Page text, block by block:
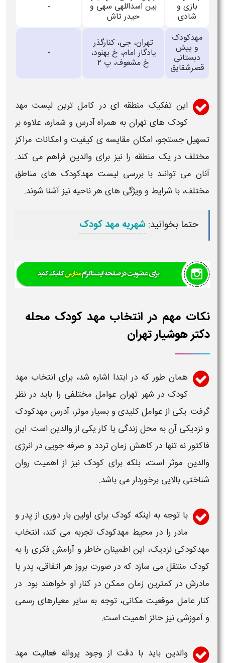
بازی و
شادی
بین اسداللهی سهی و
حیدر تاش
-
مهدکودک
و پیش
دبستانی
قصرشقایق
تهران، جی، کنارگذر
یادگار امام، خ بهنود،
خ مشعوف، پ ۲
-
این تفکیک منطقه ای در کامل ترین لیست مهد
کودک های تهران به همراه آدرس و شماره، علاوه بر
تسهیل جستجو، امکان مقایسه ی کیفیت و امکانات مراکز
مختلف در یک منطقه را نیز برای والدین فراهم می کند.
آنان می توانند با بررسیلیست مهدکودک های مناطق
مختلف، با شرایط و ویژگی های هر ناحیه نیز آشنا شوند.
حتما بخوانید:شهریه مهد کودک
نکات مهم در انتخاب مهد کودک محله
دکتر هوشیار تهران
همان طور که در ابتدا اشاره شد، برای انتخاب مهد
کودکدر شهر تهران عوامل مختلفی را باید در نظر
گرفت. یکی از عوامل کلیدی و بسیار موثر، آدرس مهدکودک
و نزدیکی آن به محل زندگی یا کار یکی از والدین است. این
فاکتور نه تنها در کاهش زمان تردد و صرفه جویی در انرژی
والدین موثر است، بلکه برای کودک نیز از اهمیت روان
شناختی بالایی برخوردار می باشد.
با توجه به اینکه کودک برای اولین بار دوری از پدر و
مادر را در محیط مهدکودکتجربه می کند، انتخاب
مهدکودکی نزدیک، این اطمینان خاطر و آرامش فکری را به
کودک منتقل می سازد که در صورت بروز هر اتفاقی، پدر یا
مادرش در کمترین زمان ممکن در کنار او خواهند بود. در
کنار عامل موقعیت مکانی، توجه به سایر معیارهای رسمی
و آموزشی نیز حائز اهمیت است.
والدین باید با دقت از وجود پروانه فعالیت مهد